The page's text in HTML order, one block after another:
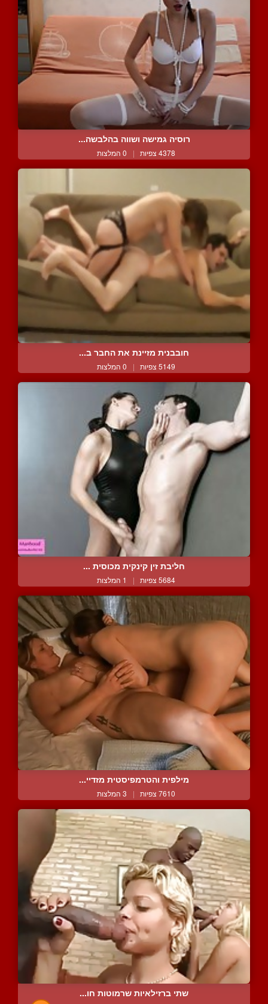
רוסיה גמישה ושווה בהלבשה...
4378 צפיות | 0 המלצות
חובבנית מזיינת את החבר ב...
5149 צפיות | 0 המלצות
חליבת זין קינקית מכוסית ...
5684 צפיות | 1 המלצות
מילפית והטרמפיסטית מזדיי...
7610 צפיות | 3 המלצות
שתי ברזילאיות שרמוטות חו...